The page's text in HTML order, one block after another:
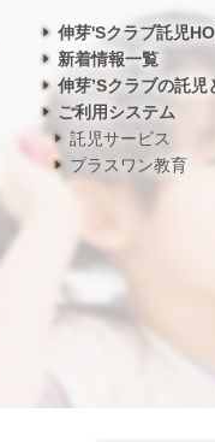
伸芽'Sクラブ託児
新着情報一覧
伸芽’Sクラブの託児
ご利用システム
託児サービス
プラスワン教育